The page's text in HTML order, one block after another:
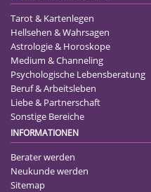
Tarot & Kartenlegen
Hellsehen & Wahrsagen
Astrologie & Horoskope
Medium & Channeling
Psychologische Lebensberatung
Beruf & Arbeitsleben
Liebe & Partnerschaft
Sonstige Bereiche
INFORMATIONEN
Berater werden
Neukunde werden
Sitemap